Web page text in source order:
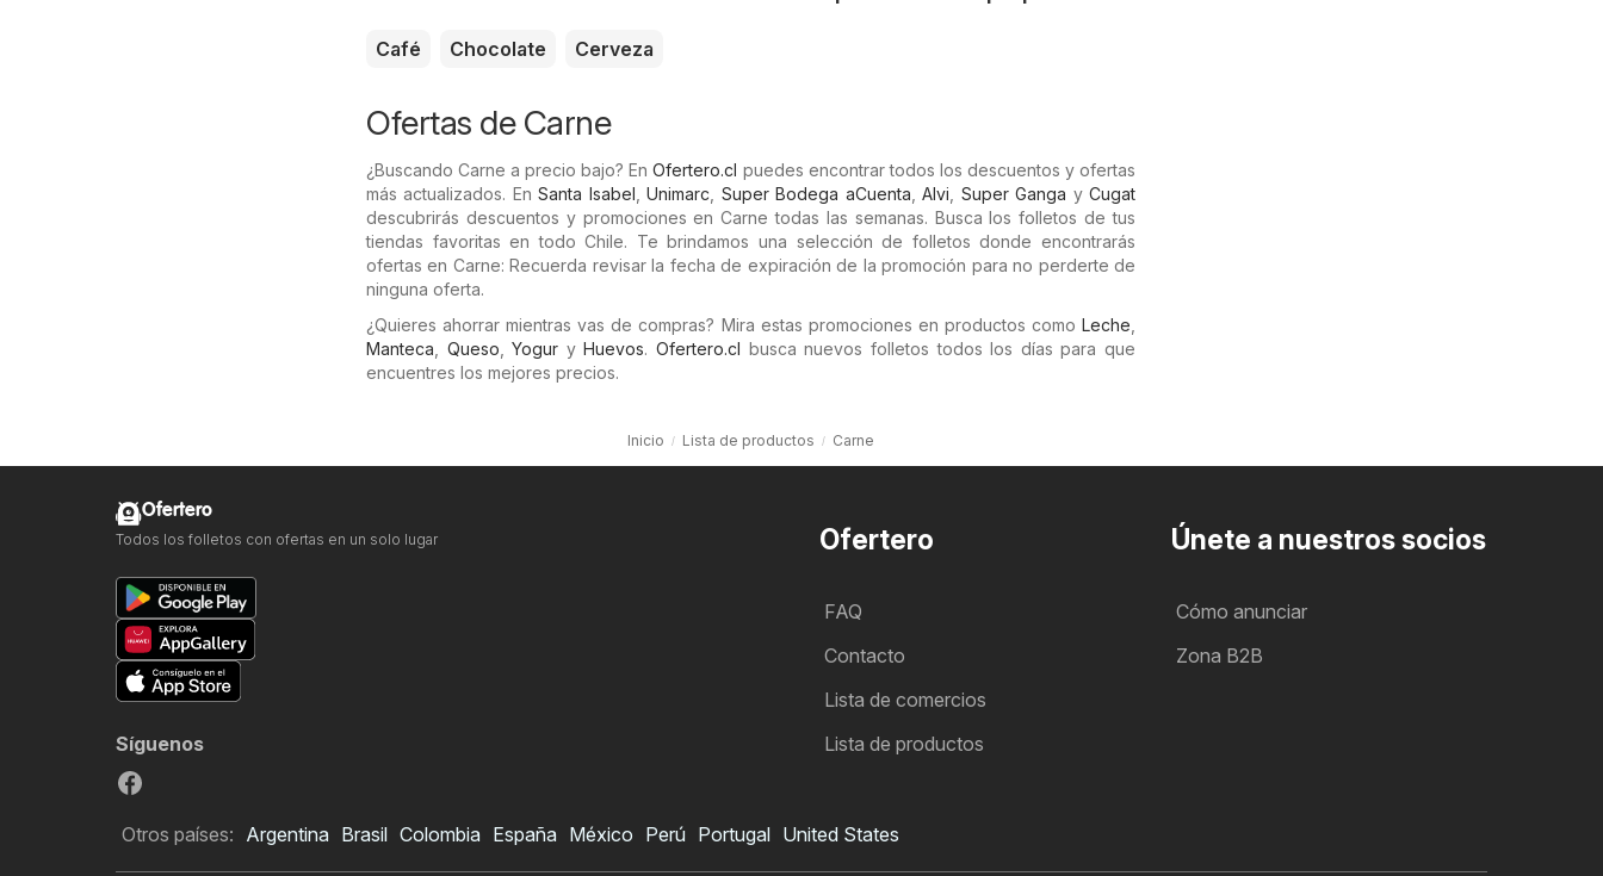
Café Chocolate Cerveza
Ofertas de Carne
¿Buscando Carne a precio bajo? EnOfertero.cl puedes encontrar todos los descuentos y ofertas
más actualizados. EnSanta Isabel ,Unimarc Super Bodega aCuenta ,Alvi Super Ganga yCugat
descubrirás descuentos y promociones en Carne todas las semanas. Busca los folletos de tus
tiendas favoritas en todo Chile. Te brindamos una selección de folletos donde encontrarás
ofertas en Carne: Recuerda revisar la fecha de expiración de la promoción para no perderte de
ninguna oferta.
¿Quieres ahorrar mientras vas de compras? Mira estas promociones en productos como Leche
Manteca
Queso ,Yogur yHuevos.Ofertero.cl busca nuevos folletos todos los días para que
encuentres los mejores precios.
Inicio Lista de productos Carne
Ofertero
FAQ
Contacto
Lista de comercios
Lista de productos
Únete a nuestros socios
Cómo anunciar
Zona B2B
Ofertero
Todos los folletos con ofertas en un solo lugar
Síguenos
Otros países: Argentina Brasil Colombia España México Perú Portugal United States